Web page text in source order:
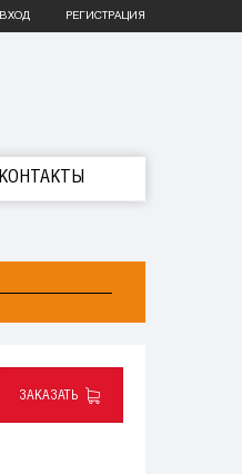
ВХОД РЕГИСТРАЦИЯ
КОНТАКТЫ
ЗАКАЗАТЬ